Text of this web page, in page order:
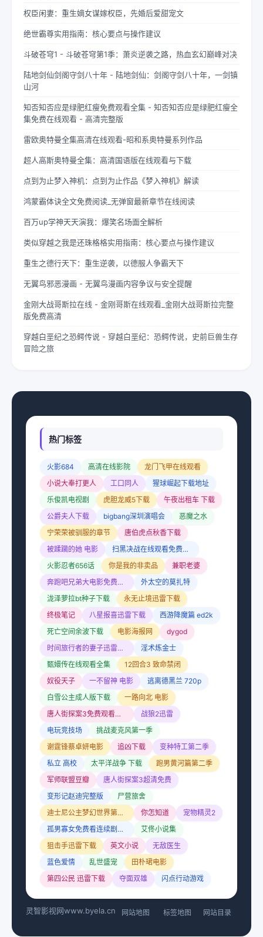
权臣闲妻：重生嫡女谋嫁权臣，先婚后爱甜宠文
绝世霸尊实用指南：核心要点与操作建议
斗破苍穹1 - 斗破苍穹第1季：萧炎逆袭之路，热血玄幻巅峰对决
陆地剑仙剑阁守剑八十年 - 陆地剑仙：剑阁守剑八十年，一剑镇
山河
知否知否应是绿肥红瘦免费观看全集 - 知否知否应是绿肥红瘦全
集免费在线观看 - 高清完整版
雷欧奥特曼全集高清在线观看-昭和系奥特曼系列作品
超人高斯奥特曼全集：高清国语版在线观看与下载
点到为止梦入神机：点到为止作品《梦入神机》解读
鸿蒙霸体诀全文免费阅读_无弹窗最新章节在线阅读
百万up学神天天演我：爆笑名场面全解析
类似穿越之我是还珠格格实用指南：核心要点与操作建议
重生之德行天下：重生逆袭，以德服人争霸天下
无翼鸟邪恶漫画 - 无翼鸟漫画内容争议与安全提醒
金刚大战哥斯拉在线 - 金刚哥斯在线观看_金刚大战哥斯拉完整
版免费高清
穿越白垩纪之恐鳄传说 - 穿越白垩纪：恐鳄传说，史前巨兽生存
冒险之旅
热门标签
火影684 高清在线影院
龙门飞甲在线观看
小说大奉打更人
工口同人
猩球崛起下载地址
乐俊凯电视剧
虎胆龙威5下载
午夜出租车 下载
公爵夫人下载
bigbang深圳演唱会
恶魔之水
宁荣荣被驯服的章节
唐伯虎点秋香下载
被蹂躏的她 电影
扫黑决战在线观看免费完整版高清
火影忍者656话
你是我的非卖品
兼职老婆
奔跑吧兄弟大电影免费完整版
外太空的莫扎特
泷泽萝拉bt种子下载
永无止境迅雷下载
终极笔记
八星报喜迅雷下载
西游降魔篇 ed2k
死亡空间余波下载
电影海报网
dygod
时间旅行者的妻子迅雷下载
淫术炼金士
甄嬛传在线观看全集
12回合3 致命禁闭
奴役天子
一不留神 电影
逃离德黑兰 720p
白雪公主成人版下载
一路向北 电影
唐人街探案3免费观看完整版
战狼2迅雷
电玩竞技场
挑战麦克风第一季
谢霆锋蔡卓妍电影
追凶下载
变种特工第二季
私立 高校
太平洋战争 下载
跑男黄河篇第二季
军师联盟豆瓣
唐人街探案3超清免费
变形记赵迪完整版
尸营旅舍
迪士尼公主梦幻世界第二季
你怎知道
宠物精灵2
孤男寡女免费看连续剧4战狼
艾佟小说集
狙击手迅雷下载
英文小说
无敌医生
蓝色爱情
乱世盛宠
田朴珺电影
第四公民 迅雷下载
夺面双雄 闪点行动游戏
灵智影视网www.byela.cn 网站地图 标签地图 网站目录